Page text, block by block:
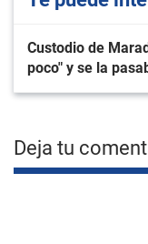
Custodio de
poco" y se la
Deja tu